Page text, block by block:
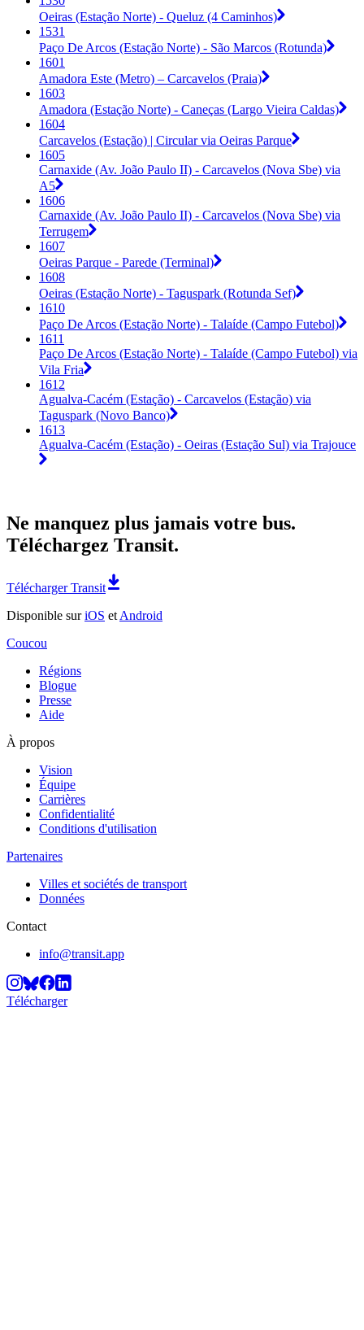
Oeiras (Estação Norte) - Queluz (4 Caminhos)
1531
Paço De Arcos (Estação Norte) - São Marcos (Rotunda)
1601
Amadora Este (Metro) – Carcavelos (Praia)
1603
Amadora (Estação Norte) - Caneças (Largo Vieira Caldas)
1604
Carcavelos (Estação) | Circular via Oeiras Parque
1605
Carnaxide (Av. João Paulo II) - Carcavelos (Nova Sbe) via
A5
1606
Carnaxide (Av. João Paulo II) - Carcavelos (Nova Sbe) via
Terrugem
1607
Oeiras Parque - Parede (Terminal)
1608
Oeiras (Estação Norte) - Taguspark (Rotunda Sef)
1610
Paço De Arcos (Estação Norte) - Talaíde (Campo Futebol)
1611
Paço De Arcos (Estação Norte) - Talaíde (Campo Futebol) via
Vila Fria
1612
Agualva-Cacém (Estação) - Carcavelos (Estação) via
Taguspark (Novo Banco)
1613
Agualva-Cacém (Estação) - Oeiras (Estação Sul) via Trajouce
Ne manquez plus jamais votre bus.
Téléchargez Transit.
Télécharger Transit
Disponible suriOS et Android
Coucou
Régions
Blogue
Presse
Aide
À propos
Vision
Équipe
Carrières
Confidentialité
Conditions d'utilisation
Partenaires
Villes et sociétés de transport
Données
Contact
info@transit.app
Télécharger